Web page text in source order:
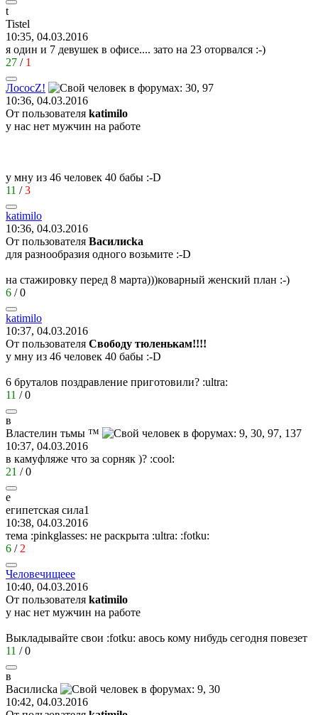
t
Tistel
10:35, 04.03.2016
я один и 7 девушек в офисе.... зато на 23 оторвался :-)
27 / 1
ЛососZ!
10:36, 04.03.2016
От пользователя katimilo
у нас нет мужчин на работе
у мну из 46 человек 40 бабы :-D
11 /3
katimilo
10:36, 04.03.2016
От пользователя Василисkа
для разнообразия одного возьмите :-D
на стажировку перед 8 марта)))коварный женский план :-)
6 /0
katimilo
10:37, 04.03.2016
От пользователя Свободу тюленькам!!!!
у мну из 46 человек 40 бабы :-D
6 бруталов поздравление приготовили? :ultra:
11 /0
в
Властелин тьмы ™
10:37, 04.03.2016
в камуфляже что за сорняк )? :cool:
21 /0
е
египетская сила1
10:38, 04.03.2016
тема :pinkglasses: не раскрыта :ultra: :fotku:
6 / 2
Человечищеее
10:40, 04.03.2016
От пользователя katimilo
у нас нет мужчин на работе
Выкладывайте свои :fotku: авось кому нибудь сегодня повезет
11 /0
в
Василисkа
10:42, 04.03.2016